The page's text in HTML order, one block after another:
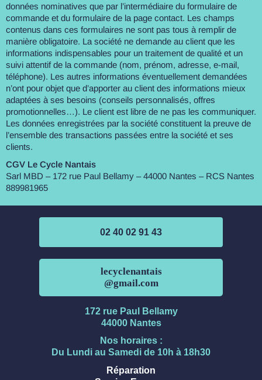
données nominatives que par l’intermédiaire du formulaire de
commande et du formulaire de la page contact. Les champs
contenus dans ces formulaires ne sont pas tous à remplir de
manière obligatoire. La société ne demande au client que les
informations indispensables pour un traitement de qualité et un
suivi attentif de la commande (nom, prénom, adresse, e-mail,
téléphone). Les autres informations éventuellement demandées
n’ont pour objet que d’apporter au client des informations mieux
adaptées à ses besoins (conseils personnalisés, offres
promotionnelles…). Le client est libre de ne pas les communiquer.
Les données enregistrées par la société constituent la preuve de
l’ensemble des transactions passées entre la société et ses
clients.
CGV Le Cycle Nantais
Sarl MBD – 172 rue Paul Bellamy – 44000 Nantes – RCS Nantes
889981965
02 40 02 91 43
lecyclenantais
@gmail.com
172 rue Paul Bellamy
44000 Nantes
Nos horaires :
Du Lundi au Samedi de 10h à 18h30
Réparation